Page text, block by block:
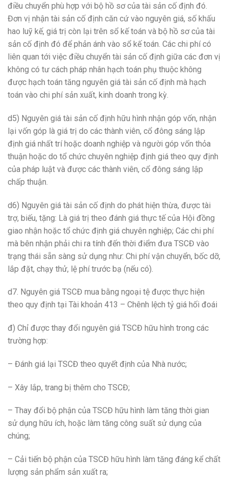
điều chuyển phù hợp với bộ hồ sơ của tài sản cố định đó.
Đơn vị nhận tài sản cố định căn cứ vào nguyên giá, số khấu
hao luỹ kế, giá trị còn lại trên sổ kế toán và bộ hồ sơ của tài
sản cố định đó để phản ánh vào sổ kế toán. Các chi phí có
liên quan tới việc điều chuyển tài sản cố định giữa các đơn vị
không có tư cách pháp nhân hạch toán phụ thuộc không
được hạch toán tăng nguyên giá tài sản cố định mà hạch
toán vào chi phí sản xuất, kinh doanh trong kỳ.
d5) Nguyên giá tài sản cố định hữu hình nhận góp vốn, nhận
lại vốn góp là giá trị do các thành viên, cổ đông sáng lập
định giá nhất trí hoặc doanh nghiệp và người góp vốn thỏa
thuận hoặc do tổ chức chuyên nghiệp định giá theo quy định
của pháp luật và được các thành viên, cổ đông sáng lập
chấp thuận.
d6) Nguyên giá tài sản cố định do phát hiện thừa, được tài
trợ, biếu, tặng: Là giá trị theo đánh giá thực tế của Hội đồng
giao nhận hoặc tổ chức định giá chuyên nghiệp; Các chi phí
mà bên nhận phải chi ra tính đến thời điểm đưa TSCĐ vào
trạng thái sẵn sàng sử dụng như: Chi phí vận chuyển, bốc dỡ,
lắp đặt, chạy thử, lệ phí trước bạ (nếu có).
d7. Nguyên giá TSCĐ mua bằng ngoại tệ được thực hiện
theo quy định tại Tài khoản 413 – Chênh lệch tỷ giá hối đoái
đ) Chỉ được thay đổi nguyên giá TSCĐ hữu hình trong các
trường hợp:
– Đánh giá lại TSCĐ theo quyết định của Nhà nước;
– Xây lắp, trang bị thêm cho TSCĐ;
– Thay đổi bộ phận của TSCĐ hữu hình làm tăng thời gian
sử dụng hữu ích, hoặc làm tăng công suất sử dụng của
chúng;
– Cải tiến bộ phận của TSCĐ hữu hình làm tăng đáng kể chất
lượng sản phẩm sản xuất ra;